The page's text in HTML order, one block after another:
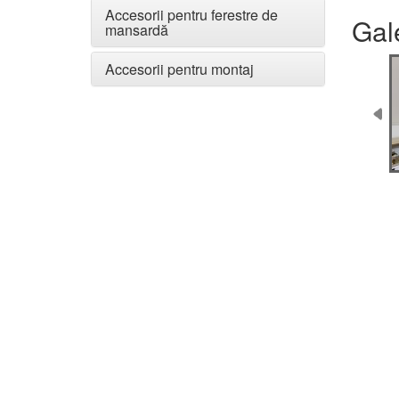
Accesorii pentru ferestre de
mansardă
Accesorii pentru montaj